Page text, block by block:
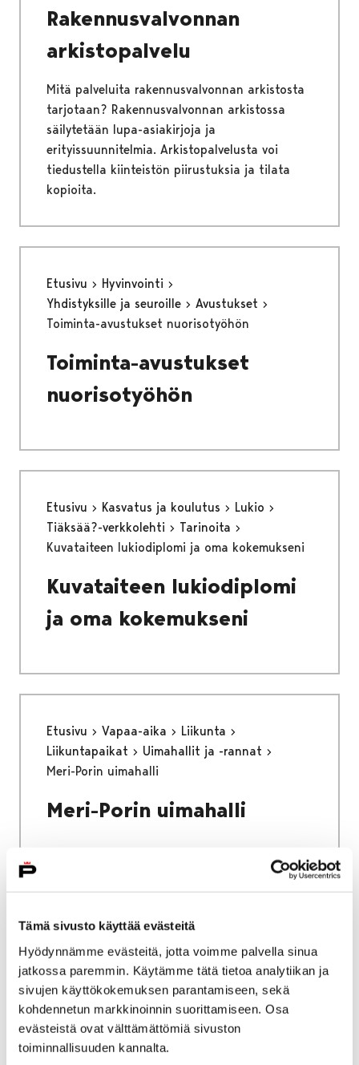
Tämä sivusto käyttää evästeitä
Hyödynnämme evästeitä, jotta voimme palvella sinua
jatkossa paremmin. Käytämme tätä tietoa analytiikan ja
sivujen käyttökokemuksen parantamiseen, sekä
kohdennetun markkinoinnin suorittamiseen. Osa
evästeistä ovat välttämättömiä sivuston
toiminnallisuuden kannalta.
Rakennusvalvonnan
arkistopalvelu
Mitä palveluita rakennusvalvonnan arkistosta
tarjotaan? Rakennusvalvonnan arkistossa
säilytetään lupa-asiakirjoja ja
erityissuunnitelmia. Arkistopalvelusta voi
tiedustella kiinteistön piirustuksia ja tilata
kopioita.
Etusivu
Hyvinvointi
Yhdistyksille ja seuroille
Avustukset
Toiminta-avustukset nuorisotyöhön
Toiminta-avustukset
nuorisotyöhön
Etusivu Kasvatus ja koulutus
Lukio
Tiäksää?-verkkolehti
Tarinoita
Kuvataiteen lukiodiplomi ja oma kokemukseni
Kuvataiteen lukiodiplomi
ja oma kokemukseni
Etusivu Vapaa-aika
Liikunta
Liikuntapaikat
Uimahallit ja -rannat
Meri-Porin uimahalli
Meri-Porin uimahalli
Etusivu Vapaa-aika
Nuoret
Yksityinen: LähiTapiola 140 vuotta -
harrastustoiminta
Toimintaa peruskouluikäisille
Toimintaa